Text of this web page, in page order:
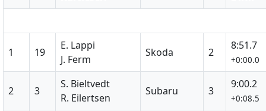
1 19
E. Lappi
J. Ferm
Skoda 2
8:51.7
+0:00.0
2 3
S. Bieltvedt
R. Eilertsen
Subaru 3
9:00.2
+0:08.5